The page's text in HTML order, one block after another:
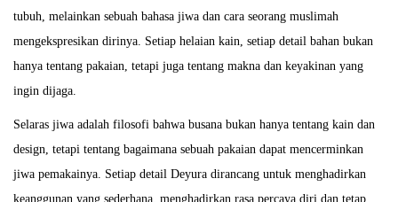
tubuh, melainkan sebuah bahasa jiwa dan cara seorang muslimah
mengekspresikan dirinya. Setiap helaian kain, setiap detail bahan bukan
hanya tentang pakaian, tetapi juga tentang makna dan keyakinan yang
ingin dijaga.
Selaras jiwa adalah filosofi bahwa busana bukan hanya tentang kain dan
design, tetapi tentang bagaimana sebuah pakaian dapat mencerminkan
jiwa pemakainya. Setiap detail Deyura dirancang untuk menghadirkan
keanggunan yang sederhana, menghadirkan rasa percaya diri dan tetap